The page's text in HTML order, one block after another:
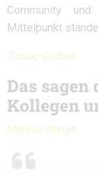
Community
Mittelpunkt
Tobias Gerber
Das sagen
Kollegen
Markus Mingo